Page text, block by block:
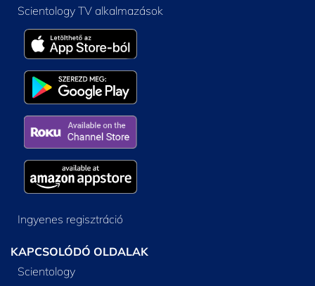
Scientology TV alkalmazások
Ingyenes regisztráció
KAPCSOLÓDÓ OLDALAK
Scientology